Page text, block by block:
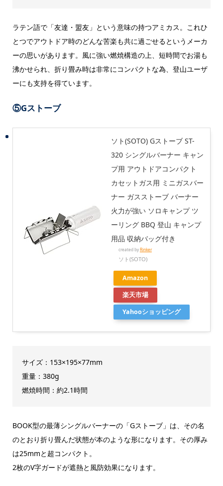
ラテン語で「友達・盟友」という意味の持つアミカス。これひ
とつでアウトドア時のどんな苦楽も共に過ごせるというメーカ
ーの思いがあります。風に強い燃焼構造の上、短時間でお湯も
沸かせられ、折り畳み時は非常にコンパクトな為、登山ユーザ
ーにも支持を得ています。
⑤Gストーブ
ソト(SOTO) Gストーブ ST-
320 シングルバーナー キャン
プ用 アウトドアコンパクト
カセットガス用 ミニガスバー
ナー ガスストーブ バーナー
火力が強い ソロキャンプ ツ
ーリング BBQ 登山 キャンプ
用品 収納バッグ付き
created byRinker
ソト(SOTO)
Amazon
楽天市場
Yahooショッピング
サイズ：153×195×77mm
重量：380g
燃焼時間：約2.1時間
BOOK型の最薄シングルバーナーの「Gストーブ」は、その名
のとおり折り畳んだ状態が本のような形になります。その厚み
は25mmと超コンパクト。
2枚のV字ガードが遮熱と風防効果になります。